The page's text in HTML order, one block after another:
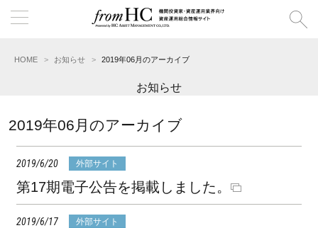
HOME お知らせ 2019年06月のアーカイブ
お知らせ
2019年06月のアーカイブ
2019/6/20 外部サイト
第17期電子公告を掲載しました。
2019/6/17 外部サイト